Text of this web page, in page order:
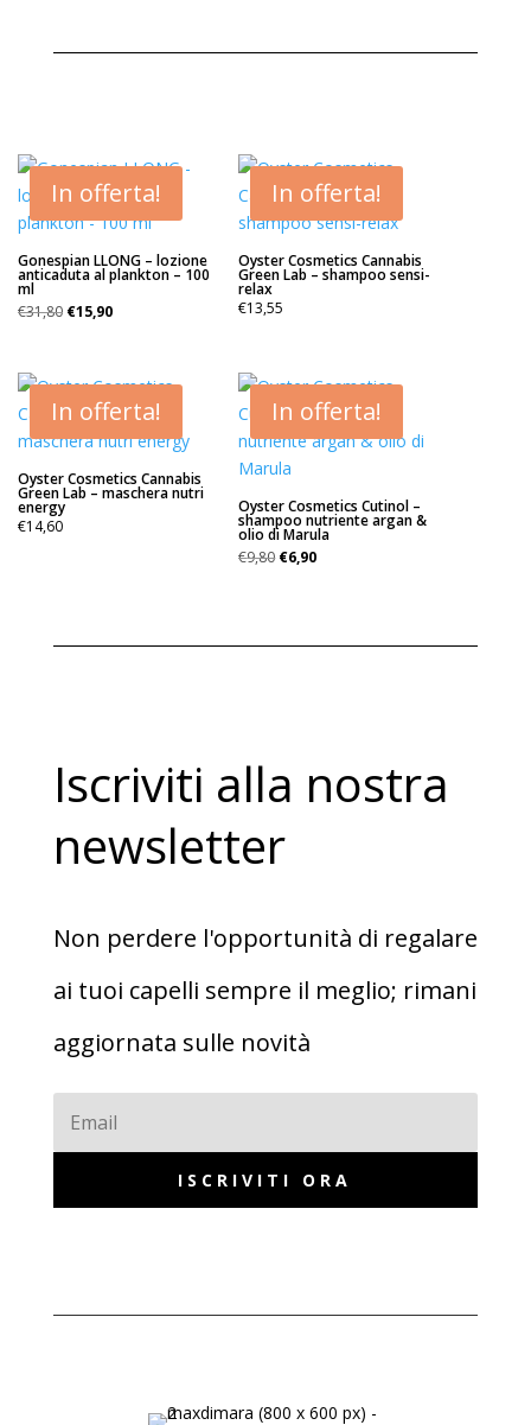
€9,80.€6,90.
In offerta!
Gonespian LLONG – lozione
anticaduta al plankton – 100
ml
€31,80 Il
era:
€31,80.
€15,90Il
€15,90.
In offerta!
Oyster Cosmetics Cannabis
Green Lab – shampoo sensi-
relax
€13,55
In offerta!
Oyster Cosmetics Cannabis
Green Lab – maschera nutri
energy
€14,60
In offerta!
Oyster Cosmetics Cutinol –
shampoo nutriente argan &
olio di Marula
€9,80 Il
€9,80.
€6,90Il
€6,90.
Iscriviti alla nostra
newsletter
Non perdere l'opportunità di regalare
ai tuoi capelli sempre il meglio; rimani
aggiornata sulle novità
ISCRIVITI ORA